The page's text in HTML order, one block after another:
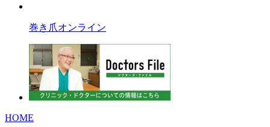
巻き爪オンライン
HOME